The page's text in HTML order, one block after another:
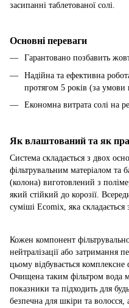
засипанні таблетованої солі.
Основні переваги
Гарантовано позбавить
Надійна та ефективна
протягом 5 років (за умови
Економна витрата солі на
Як влаштований та як
Система складається з двох
фільтрувальним матеріалом та
(колона) виготовлений з
який стійкий до корозії.
суміші Ecomix, яка складається
Кожен компонент
нейтралізації або затримання
цьому відбувається
Очищена таким фільтром вода
показники та підходить для
безпечна для шкіри та